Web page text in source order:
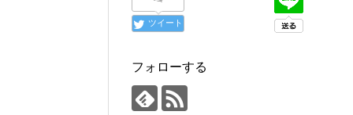
ツイート
フォローする